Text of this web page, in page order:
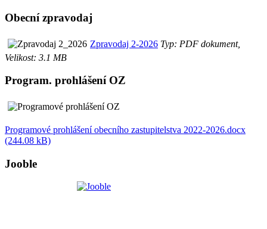
Obecní zpravodaj
Zpravodaj 2-2026 Typ: PDF dokument,
Velikost: 3.1 MB
Program. prohlášení OZ
Programové prohlášení obecního zastupitelstva 2022-2026.docx
(244.08 kB)
Jooble